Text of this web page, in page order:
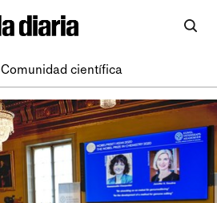
Comunidad científica